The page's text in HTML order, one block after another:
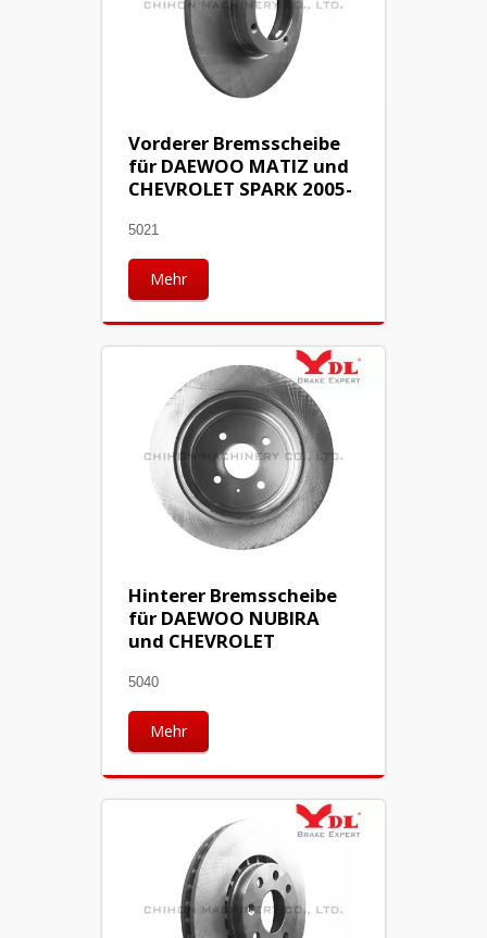
Vorderer Bremsscheibe
für DAEWOO MATIZ und
CHEVROLET SPARK 2005-
5021
Mehr
Hinterer Bremsscheibe
für DAEWOO NUBIRA
und CHEVROLET
5040
Mehr